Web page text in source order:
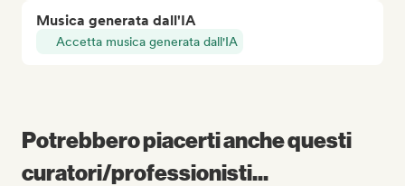
Musica generata dall'IA
Accetta musica generata dall'IA
Potrebbero piacerti anche questi
curatori/professionisti...